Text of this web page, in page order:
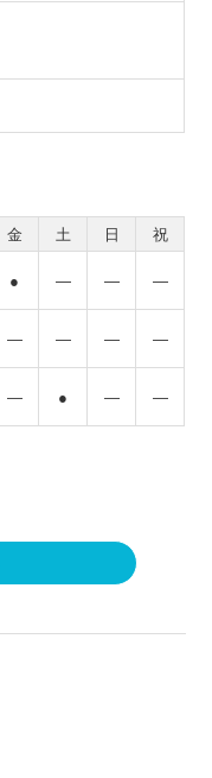
金 土 日
祝
● ― ― ―
― ― ― ―
― ● ― ―